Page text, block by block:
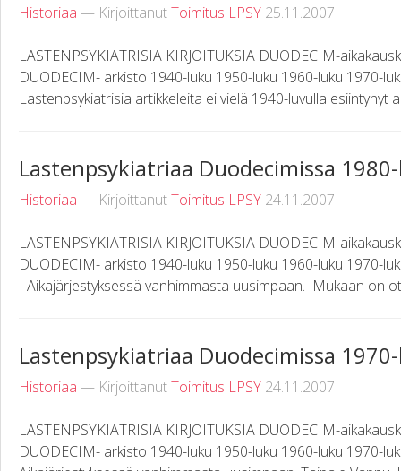
Historiaa — KirjoittanutToimitus LPSY 25.11.2007
LASTENPSYKIATRISIA KIRJOITUKSIA DUODECIM-
DUODECIM- arkisto 1940-luku 1950-luku 1960-luku 1970-
Lastenpsykiatrisia artikkeleita ei vielä 1940-luvulla esiintynyt
Lastenpsykiatriaa Duodecimissa
Historiaa — KirjoittanutToimitus LPSY 24.11.2007
LASTENPSYKIATRISIA KIRJOITUKSIA DUODECIM-
DUODECIM- arkisto 1940-luku 1950-luku 1960-luku 1970-
- Aikajärjestyksessä vanhimmasta uusimpaan. Mukaan on
Lastenpsykiatriaa Duodecimissa
Historiaa — KirjoittanutToimitus LPSY 24.11.2007
LASTENPSYKIATRISIA KIRJOITUKSIA DUODECIM-
DUODECIM- arkisto 1940-luku 1950-luku 1960-luku 1970-